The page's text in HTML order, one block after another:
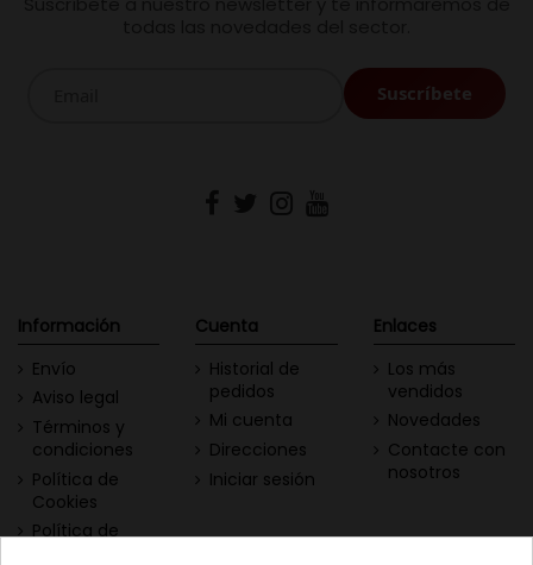
Información
Envío
Aviso legal
Términos y
condiciones
Política de
Cookies
Política de
Cuenta
Historial de
pedidos
Mi cuenta
Direcciones
Iniciar sesión
Enlaces
Los más
vendidos
Novedades
Contacte con
nosotros